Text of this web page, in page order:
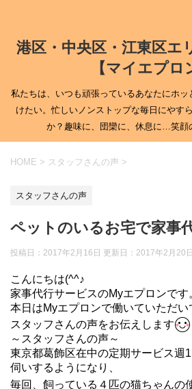
港区・中央区・江東区エ
【マイエプロ
私たちは、いつも頑張っているあなたにホ
けたい。忙しいノンストップな毎日にやす
か？趣味に、団欒に、休息に…笑顔
HOME > スタッフさんの声 >
スタッフさんの声
ペットのいるお宅で家事
投稿日：2017年2月16日 更新日： 2017年2月20日
こんにちは(^^♪
家事代行サービスのMyエプロンです
本日はMyエプロンで働いていただい
スタッフさんの声をお伝えします
～スタッフさんの声～
東京都葛飾区在中の定期サービス週
伺いするようになり、
毎回、 飼っている４匹の猫ちゃんの